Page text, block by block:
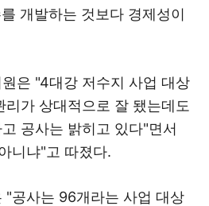
개발하는 것보다 경제성이
은 "4대강 저수지 사업 대상
가 상대적으로 잘 됐는데도
공사는 밝히고 있다"면서
니냐"고 따졌다.
"공사는 96개라는 사업 대상